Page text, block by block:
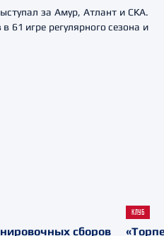
за Амур, Атлант и СКА.
61 игре регулярного сезона и
сборов
КЛУБ